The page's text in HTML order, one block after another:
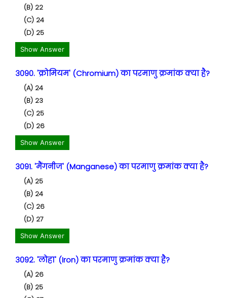
(B) 22
(C) 24
(D) 25
Show Answer
3090. 'क्रोमियम' (Chromium) का परमाणु क्रमांक क्या है?
(A) 24
(B) 23
(C) 25
(D) 26
Show Answer
3091. 'मैंगनीज' (Manganese) का परमाणु क्रमांक क्या है?
(A) 25
(B) 24
(C) 26
(D) 27
Show Answer
3092. 'लोहा' (Iron) का परमाणु क्रमांक क्या है?
(A) 26
(B) 25